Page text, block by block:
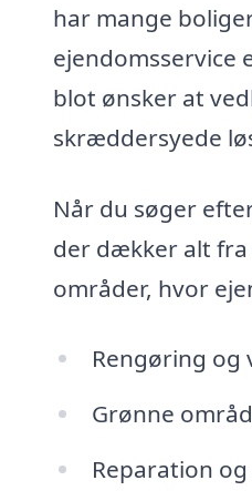
har mange
ejendomsservice
blot ønsker at
skræddersyede
Når du søger
der dækker alt fra
områder, hvor
Rengøring og
Grønne
Reparation